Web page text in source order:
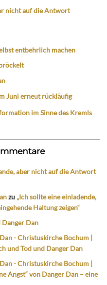
nicht auf die Antwort
entbehrlich machen
Juni erneut rückläufig
im Sinne des Kremls
aber nicht auf die Antwort
zu „Ich sollte eine einladende,
Haltung zeigen“
Danger Dan
- Christuskirche Bochum |
und Tod und Danger Dan
- Christuskirche Bochum |
Angst“ von Danger Dan – eine